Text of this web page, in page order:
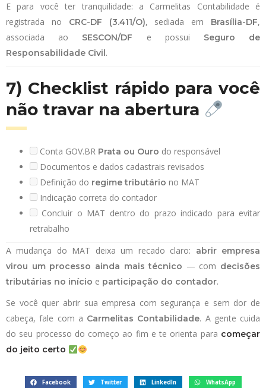
E para você ter tranquilidade: a Carmelitas Contabilidade é
registrada no
CRC-DF (3.411/O), sediada em Brasília-DF,
associada ao SESCON/DF e possui Seguro de
Responsabilidade Civil.
7) Checklist rápido para você
não travar na abertura
Conta GOV.BR Prata ou Ouro do responsável
Documentos e dados cadastrais revisados
Definição do regime tributário no MAT
Indicação correta do contador
Concluir o MAT dentro do prazo indicado para evitar
retrabalho
A mudança do MAT deixa um recado claro:
abrir empresa
virou um processo ainda mais técnico — com decisões
tributárias no início e participação do contador.
Se você quer abrir sua empresa com segurança e sem dor de
cabeça, fale com a Carmelitas Contabilidade. A gente cuida
do seu processo do começo ao fim e te orienta para começar
do jeito certo
Facebook Twitter LinkedIn WhatsApp